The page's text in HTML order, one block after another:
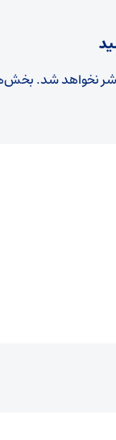
نخواهد شد.